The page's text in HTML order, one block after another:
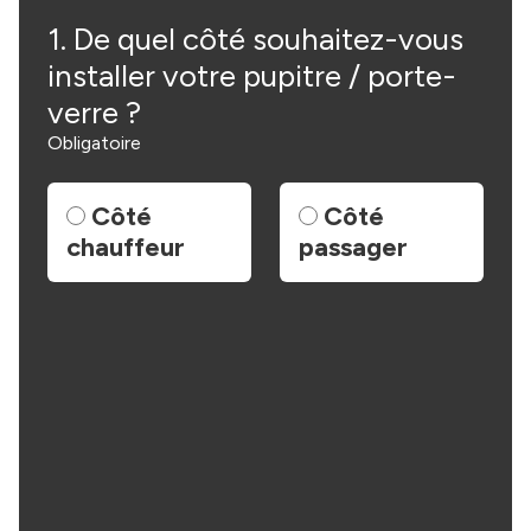
Volume
17
Empattement
1. De quel côté souhaitez-vous
installer votre pupitre / porte-
verre ?
Obligatoire
Côté
chauffeur
Côté
passager